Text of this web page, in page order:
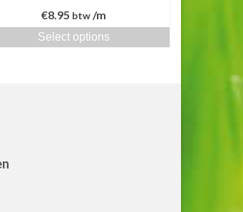
€8.95 btw /m
Select options